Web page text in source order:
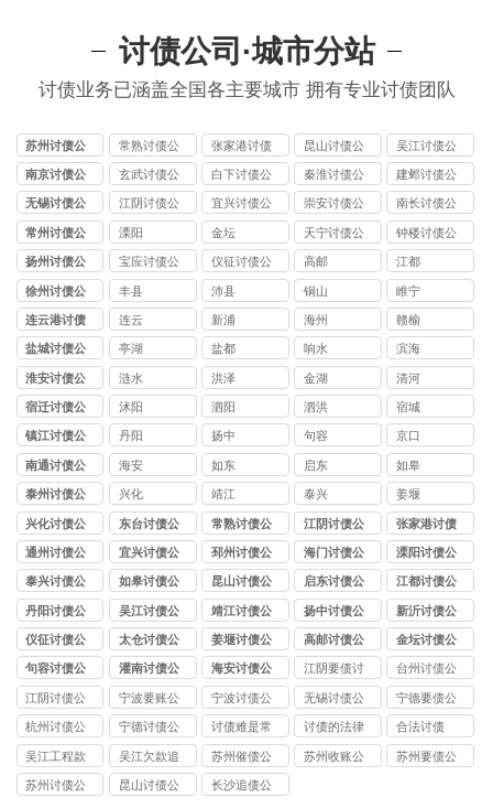
讨债公司·城市分站
讨债业务已涵盖全国各主要城市 拥有专业讨债团队
苏州讨债公
司
常熟讨债公
司
张家港讨债
公司
昆山讨债公
司
吴江讨债公
司
南京讨债公
司
玄武讨债公
司
白下讨债公
司
秦淮讨债公
司
建邺讨债公
司
无锡讨债公
司
江阴讨债公
司
宜兴讨债公
司
崇安讨债公
司
南长讨债公
司
常州讨债公
司
溧阳 金坛
天宁讨债公
司
钟楼讨债公
司
扬州讨债公
司
宝应讨债公
司
仪征讨债公
司
高邮 江都
徐州讨债公
司
丰县 沛县 铜山 睢宁
连云港讨债
公司
连云 新浦 海州 赣榆
盐城讨债公
司
亭湖 盐都 响水 滨海
淮安讨债公
司
涟水 洪泽 金湖 清河
宿迁讨债公
司
沭阳 泗阳 泗洪 宿城
镇江讨债公
司
丹阳 扬中 句容 京口
南通讨债公
司
海安 如东 启东 如皋
泰州讨债公
司
兴化 靖江 泰兴 姜堰
兴化讨债公
司
东台讨债公
司
常熟讨债公
司
江阴讨债公
司
张家港讨债
公司
通州讨债公
司
宜兴讨债公
司
邳州讨债公
司
海门讨债公
司
溧阳讨债公
司
泰兴讨债公
司
如皋讨债公
司
昆山讨债公
司
启东讨债公
司
江都讨债公
司
丹阳讨债公
司
吴江讨债公
司
靖江讨债公
司
扬中讨债公
司
新沂讨债公
司
仪征讨债公
司
太仓讨债公
司
姜堰讨债公
司
高邮讨债公
司
金坛讨债公
司
句容讨债公
司
灌南讨债公
司
海安讨债公
司
江阴要债讨
账公司
台州讨债公
司
江阴讨债公
司
宁波要账公
司
宁波讨债公
司
无锡讨债公
司
宁德要债公
司
杭州讨债公
司
宁德讨债公
司
讨债难是常
见问题
讨债的法律
技巧
合法讨债
吴江工程款
追讨
吴江欠款追
讨
苏州催债公
司
苏州收账公
苏州要债公
苏州讨债公
昆山讨债公
长沙追债公